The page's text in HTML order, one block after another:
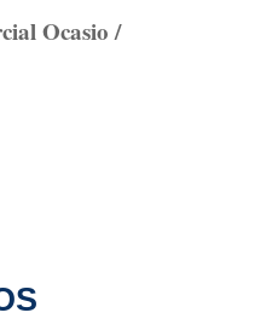
Ocasio /